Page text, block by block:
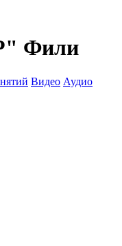
Фили
Видео Аудио